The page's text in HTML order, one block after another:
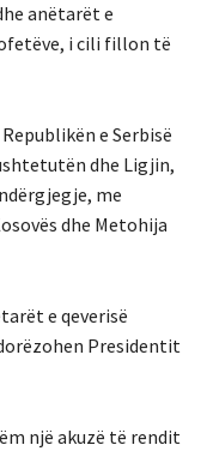
anëtarët e
i cili fillon të
e Serbisë
dhe Ligjin,
me
dhe Metohija
e qeverisë
Presidentit
një akuzë të rendit